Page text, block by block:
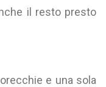
il resto presto
e una sola